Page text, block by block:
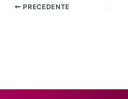
PRECEDENTE